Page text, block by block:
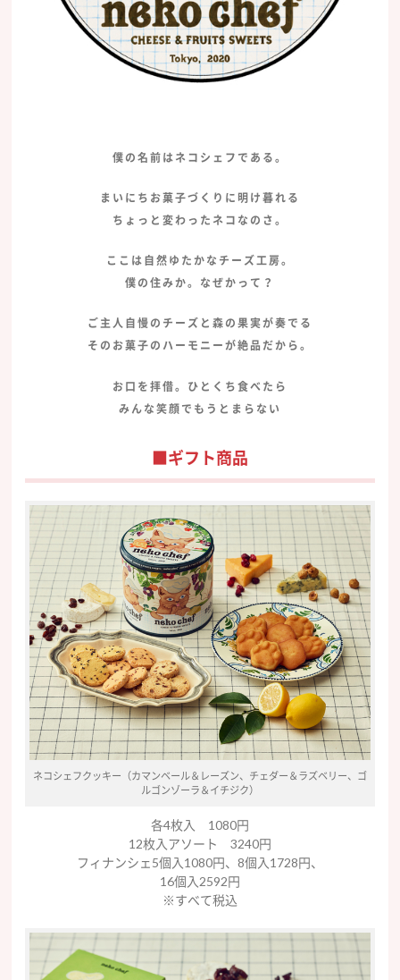
僕の名前はネコシェフである。
まいにちお菓子づくりに明け暮れる
ちょっと変わったネコなのさ。
ここは自然ゆたかなチーズ工房。
僕の住みか。なぜかって？
ご主人自慢のチーズと森の果実が奏でる
そのお菓子のハーモニーが絶品だから。
お口を拝借。ひとくち食べたら
みんな笑顔でもうとまらない
■ギフト商品
ネコシェフクッキー（カマンベール＆レーズン、チェダー＆ラズベリー、ゴ
ルゴンゾーラ＆イチジク）
各4枚入 1080円
12枚入アソート 3240円
フィナンシェ5個入1080円、8個入1728円、
16個入2592円
※すべて税込